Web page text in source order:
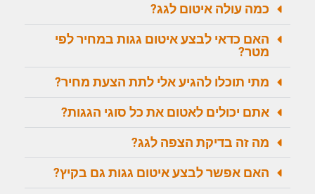
כמה עולה איטום לגג?
האם כדאי לבצע איטום גגות במחיר לפי
מטר?
מתי תוכלו להגיע אלי לתת הצעת מחיר?
אתם יכולים לאטום את כל סוגי הגגות?
מה זה בדיקת הצפה לגג?
האם אפשר לבצע איטום גגות גם בקיץ?